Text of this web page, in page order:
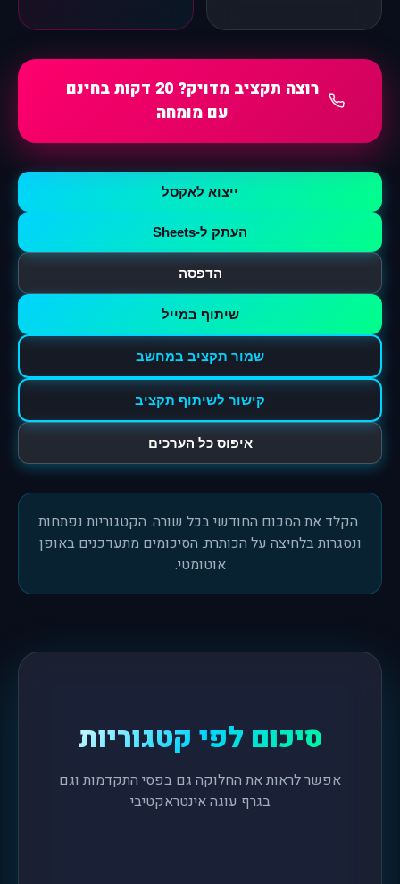
רוצה תקציב מדויק? 20 דקות בחינם
עם מומחה
ייצוא לאקסל
העתק ל-Sheets
הדפסה
שיתוף במייל
שמור תקציב במחשב
קישור לשיתוף תקציב
איפוס כל הערכים
הקלד את הסכום החודשי בכל שורה. הקטגוריות נפתחות
ונסגרות בלחיצה על הכותרת. הסיכומים מתעדכנים באופן
אוטומטי.
סיכום לפי קטגוריות
אפשר לראות את החלוקה גם בפסי התקדמות וגם
בגרף עוגה אינטראקטיבי